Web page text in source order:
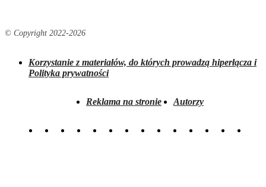
© Copyright 2022-2026
Korzystanie z materiałów, do których prowadzą hiperłącza i
Polityka prywatności
Reklama na stronie Autorzy